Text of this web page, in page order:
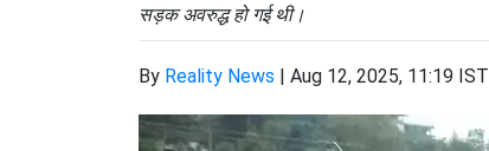
सड़क अवरुद्ध हो गई थी।
By Reality News | Aug 12, 2025, 11:19 IST